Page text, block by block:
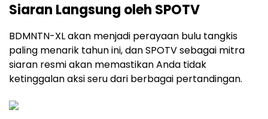
Siaran Langsung oleh SPOTV
BDMNTN-XL akan menjadi perayaan bulu tangkis
paling menarik tahun ini, dan SPOTV sebagai mitra
siaran resmi akan memastikan Anda tidak
ketinggalan aksi seru dari berbagai pertandingan.